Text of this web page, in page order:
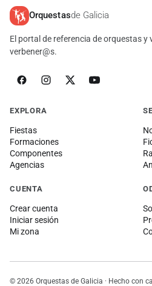
Orquestasde Galicia
El portal de referencia de orquestas y
verbener@s.
EXPLORA
Fiestas
Formaciones
Componentes
Agencias
CUENTA
Crear cuenta
Iniciar sesión
Mi zona
© 2026 Orquestas de Galicia · Hecho con